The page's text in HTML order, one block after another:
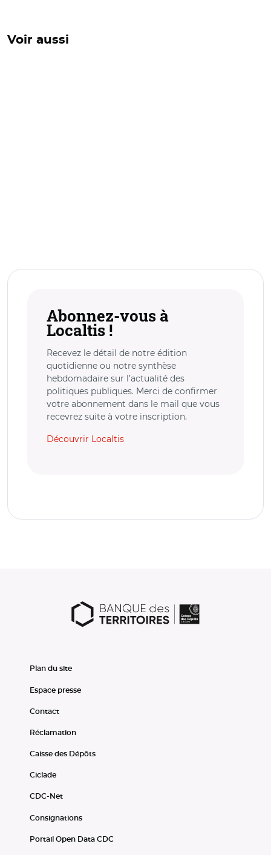
Voir aussi
Abonnez-vous à
Localtis !
Recevez le détail de notre édition
quotidienne ou notre synthèse
hebdomadaire sur l’actualité des
politiques publiques. Merci de confirmer
votre abonnement dans le mail que vous
recevrez suite à votre inscription.
Découvrir Localtis
Plan du site
Espace presse
Contact
Réclamation
Caisse des Dépôts
Ciclade
CDC-Net
Consignations
Portail Open Data CDC